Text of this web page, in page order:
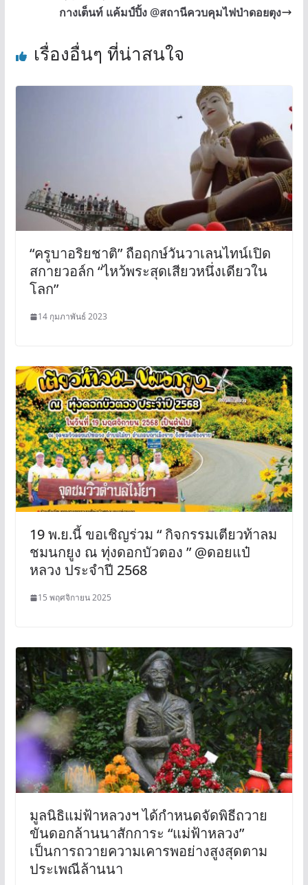
กางเต็นท์ แค้มป์ปิ้ง @สถานีควบคุมไฟป่าดอยตุง
เรื่องอื่นๆ ที่น่าสนใจ
“ครูบาอริยชาติ” ถือฤกษ์วันวาเลนไทน์เปิด
สกายวอล์ก “ไหว้พระสุดเสียวหนึ่งเดียวใน
โลก”
14 กุมภาพันธ์ 2023
19 พ.ย.นี้ ขอเชิญร่วม “ กิจกรรมเตียวท้าลม
ชมนกยูง ณ ทุ่งดอกบัวตอง ” @ดอยแป๋
หลวง ประจำปี 2568
15 พฤศจิกายน 2025
มูลนิธิแม่ฟ้าหลวงฯ ได้กำหนดจัดพิธีถวาย
ขันดอกล้านนาสักการะ “แม่ฟ้าหลวง”
เป็นการถวายความเคารพอย่างสูงสุดตาม
ประเพณีล้านนา